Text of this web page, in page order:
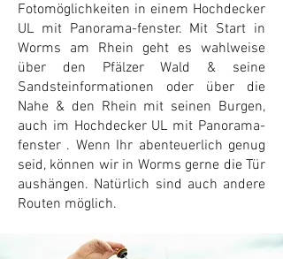
Fotomöglichkeiten in einem Hochdecker
UL mit Panorama-fenster. Mit Start in
Worms am Rhein geht es wahlweise
über den Pfälzer Wald & seine
Sandsteinformationen oder über die
Nahe & den Rhein mit seinen Burgen,
auch im Hochdecker UL mit Panorama-
fenster . Wenn Ihr abenteuerlich genug
seid, können wir in Worms gerne die Tür
aushängen. Natürlich sind auch andere
Routen möglich.